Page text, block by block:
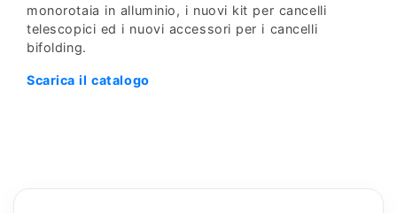
monorotaia in alluminio, i nuovi kit per cancelli
telescopici ed i nuovi accessori per i cancelli
bifolding.
Scarica il catalogo